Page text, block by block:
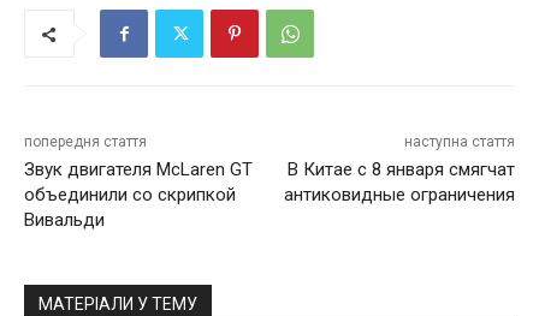
попередня стаття
Звук двигателя McLaren GT
объединили со скрипкой
Вивальди
наступна стаття
В Китае с 8 января смягчат
антиковидные ограничения
МАТЕРІАЛИ У ТЕМУ